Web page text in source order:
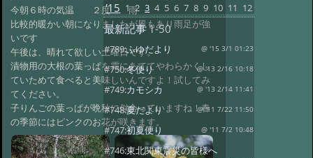
今朝６時の気温 ２度 雨
比較的暖かい朝になりましたが風もあり雨足が強
いです
午後は、晴れて欲しい土曜日です。
漬物用の大根の葉っぱを霜にあててやわらかくし
ていためて食べると美味しいんですよ！試してみ
てください。
子りんごの葉っぱが晩秋に似合っていますね！春
の季節にはピンクのお花が咲きます。
'15 1 2 3 4 5 6 7 8 9 10 11 12
最新記事1-50
#789:ふゆだより @ '15 3/1 01:23
#750:冬便り @ '13 2/16 10:18
#749:カモシカ @ '13 2/14 11:41
#748:夏だより @ '11 7/22 11:50
#747:初夏便り @ '11 7/2 10:48
#746:東北関東震災の皆様へ